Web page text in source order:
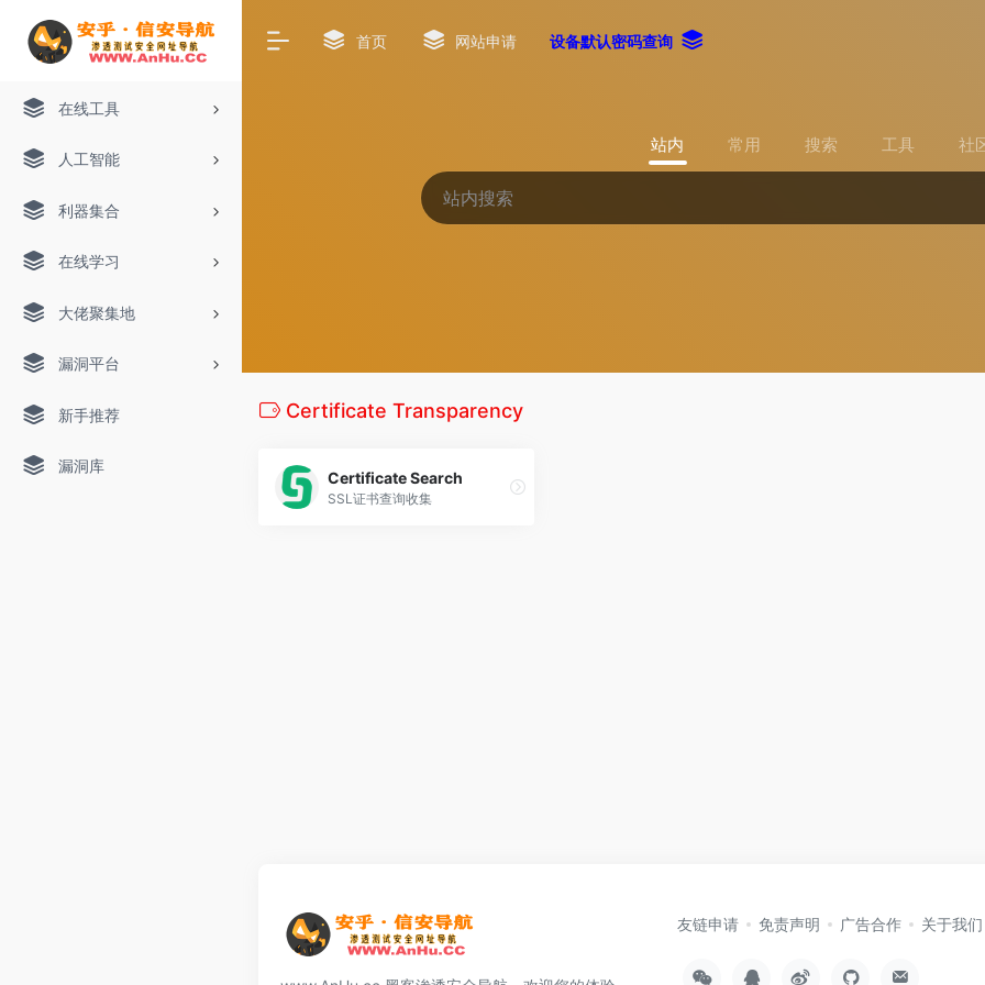
在线工具
人工智能
利器集合
在线学习
大佬聚集地
漏洞平台
新手推荐
漏洞库
首页 网站申请 设备默认密码查询
站内 常用 搜索 工具 社
Certificate Transparency
Certificate Search
SSL证书查询收集
友链申请 免责声明 广告合作 关于我们